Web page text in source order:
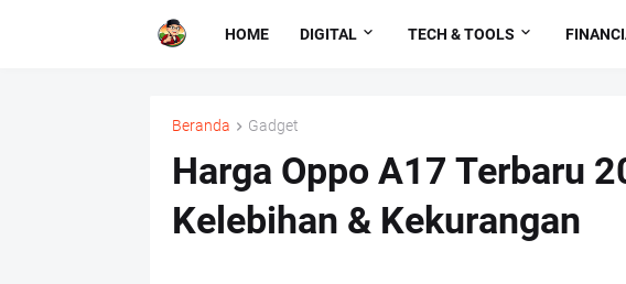
HOME DIGITAL TECH & TOOLS
Beranda Gadget
Harga Oppo A17 Terbaru
Kelebihan & Kekurangan